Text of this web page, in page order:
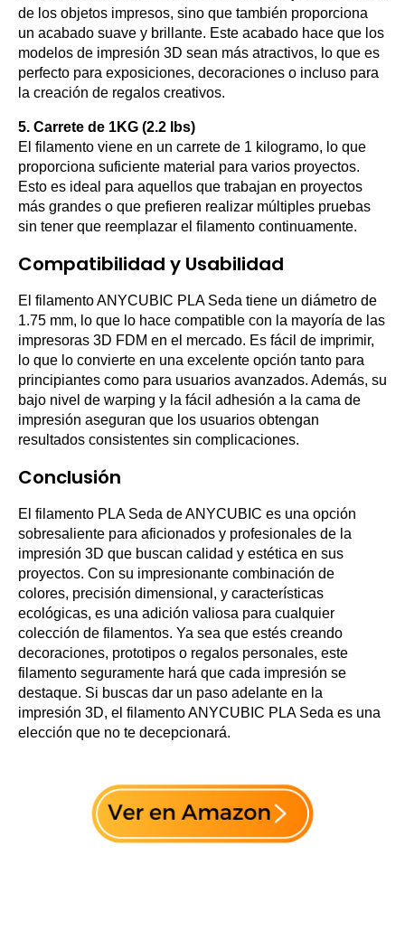
de los objetos impresos, sino que también proporciona
un acabado suave y brillante. Este acabado hace que los
modelos de impresión 3D sean más atractivos, lo que es
perfecto para exposiciones, decoraciones o incluso para
la creación de regalos creativos.
5. Carrete de 1KG (2.2 lbs)
El filamento viene en un carrete de 1 kilogramo, lo que
proporciona suficiente material para varios proyectos.
Esto es ideal para aquellos que trabajan en proyectos
más grandes o que prefieren realizar múltiples pruebas
sin tener que reemplazar el filamento continuamente.
Compatibilidad y Usabilidad
El filamento ANYCUBIC PLA Seda tiene un diámetro de
1.75 mm, lo que lo hace compatible con la mayoría de las
impresoras 3D FDM en el mercado. Es fácil de imprimir,
lo que lo convierte en una excelente opción tanto para
principiantes como para usuarios avanzados. Además, su
bajo nivel de warping y la fácil adhesión a la cama de
impresión aseguran que los usuarios obtengan
resultados consistentes sin complicaciones.
Conclusión
El filamento PLA Seda de ANYCUBIC es una opción
sobresaliente para aficionados y profesionales de la
impresión 3D que buscan calidad y estética en sus
proyectos. Con su impresionante combinación de
colores, precisión dimensional, y características
ecológicas, es una adición valiosa para cualquier
colección de filamentos. Ya sea que estés creando
decoraciones, prototipos o regalos personales, este
filamento seguramente hará que cada impresión se
destaque. Si buscas dar un paso adelante en la
impresión 3D, el filamento ANYCUBIC PLA Seda es una
elección que no te decepcionará.